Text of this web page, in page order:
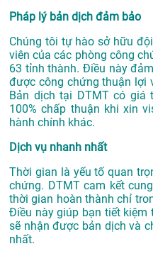
Pháp lý bản dịch đảm bảo
Chúng tôi tự hào sở hữu
viên của các phòng công
63 tỉnh thành. Điều này
được công chứng thuận lợi
Bản dịch tại DTMT có
100% chấp thuận khi xin
hành chính khác.
Dịch vụ nhanh nhất
Thời gian là yếu tố quan
chứng. DTMT cam kết
thời gian hoàn thành chỉ
Điều này giúp bạn tiết kiệm
sẽ nhận được bản dịch và
nhất.